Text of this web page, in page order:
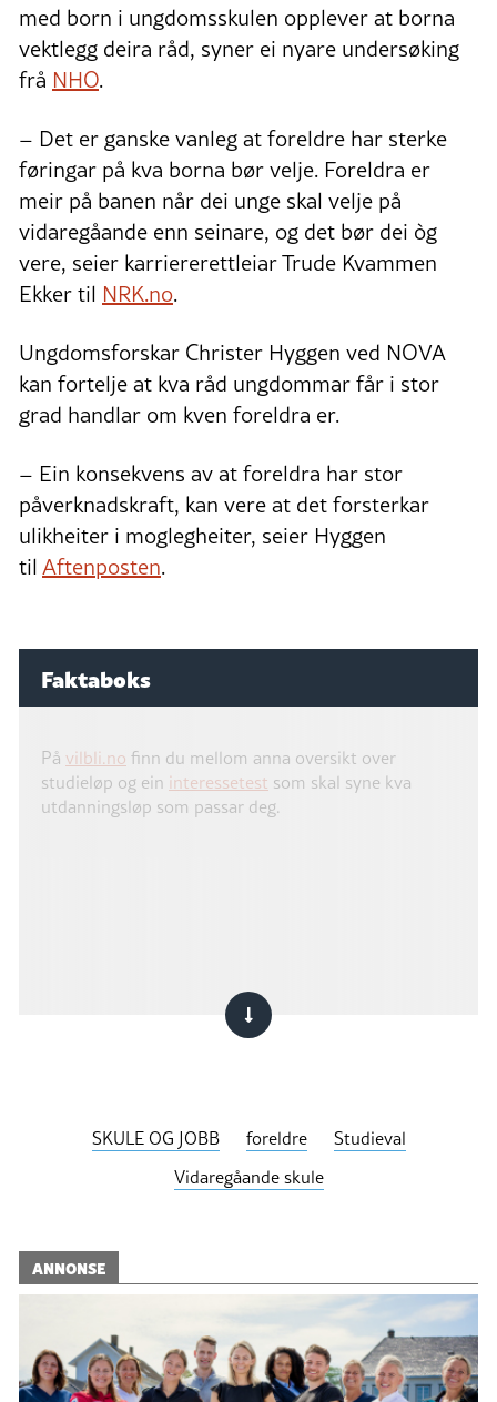
med born i ungdomsskulen opplever at borna
vektlegg deira råd, syner ei nyare undersøking
frå NHO.
– Det er ganske vanleg at foreldre har sterke
føringar på kva borna bør velje. Foreldra er
meir på banen når dei unge skal velje på
vidaregåande enn seinare, og det bør dei òg
vere, seier karriererettleiar Trude Kvammen
Ekker til NRK.no.
Ungdomsforskar Christer Hyggen ved NOVA
kan fortelje at kva råd ungdommar får i stor
grad handlar om kven foreldra er.
– Ein konsekvens av at foreldra har stor
påverknadskraft, kan vere at det forsterkar
ulikheiter i moglegheiter, seier Hyggen
tilAftenposten.
Faktaboks
På vilbli.no finn du mellom anna oversikt over
studieløp og ein interessetest som skal syne kva
utdanningsløp som passar deg.
SKULE OG JOBB foreldre
Studieval
Vidaregåande skule
ANNONSE